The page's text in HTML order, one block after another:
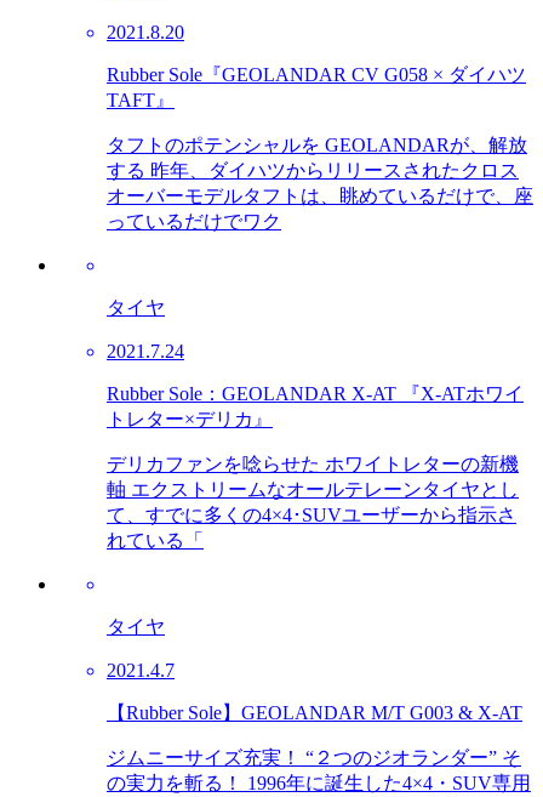
2021.8.20
Rubber Sole『GEOLANDAR CV G058 × ダイハツ
TAFT』
タフトのポテンシャルを GEOLANDARが、解放
する 昨年、ダイハツからリリースされたクロス
オーバーモデルタフトは、眺めているだけで、座
っているだけでワク
タイヤ
2021.7.24
Rubber Sole：GEOLANDAR X-AT 『X-ATホワイ
トレター×デリカ』
デリカファンを唸らせた ホワイトレターの新機
軸 エクストリームなオールテレーンタイヤとし
て、すでに多くの4×4･SUVユーザーから指示さ
れている「
タイヤ
2021.4.7
【Rubber Sole】GEOLANDAR M/T G003 & X-AT
ジムニーサイズ充実！ “２つのジオランダー” そ
の実力を斬る！ 1996年に誕生した4×4・SUV専用